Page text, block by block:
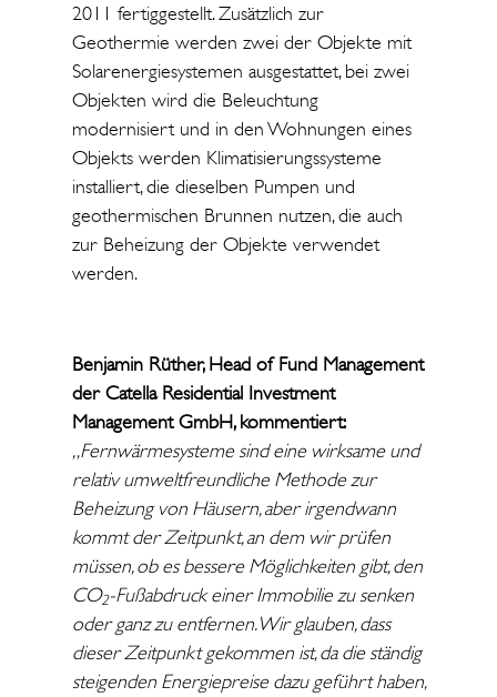
2011 fertiggestellt. Zusätzlich zur
Geothermie werden zwei der Objekte mit
Solarenergiesystemen ausgestattet, bei zwei
Objekten wird die Beleuchtung
modernisiert und in den Wohnungen eines
Objekts werden Klimatisierungssysteme
installiert, die dieselben Pumpen und
geothermischen Brunnen nutzen, die auch
zur Beheizung der Objekte verwendet
werden.
Benjamin Rüther, Head of Fund Management
der Catella Residential Investment
Management GmbH, kommentiert:
„Fernwärmesysteme sind eine wirksame und
relativ umweltfreundliche Methode zur
Beheizung von Häusern, aber irgendwann
kommt der Zeitpunkt, an dem wir prüfen
müssen, ob es bessere Möglichkeiten gibt, den
CO2-Fußabdruck einer Immobilie zu senken
oder ganz zu entfernen. Wir glauben, dass
dieser Zeitpunkt gekommen ist, da die ständig
steigenden Energiepreise dazu geführt haben,